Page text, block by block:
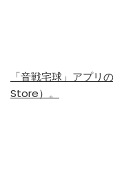
「音戦宅球」アプリ
Store）。